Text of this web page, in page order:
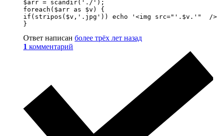
$arr = scandir('./');
foreach($arr as $v) {
if(stripos($v,'.jpg')) echo '<img src="'.$v.'"  /
}
Ответ написан более трёх лет назад
1 комментарий